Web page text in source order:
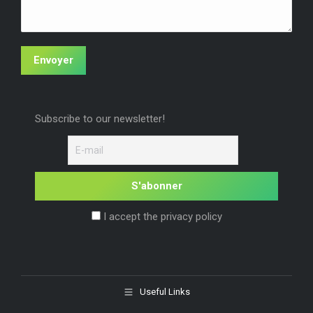
Envoyer
Subscribe to our newsletter!
I accept the privacy policy
Useful Links